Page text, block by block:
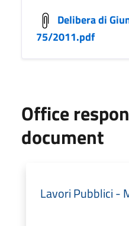
Delibera di
75/2011.pdf
Office
document
Lavori Pubblici -